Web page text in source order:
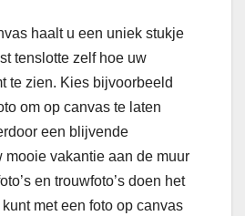
haalt u een uniek stukje
tenslotte zelf hoe uw
te zien. Kies bijvoorbeeld
om op canvas te laten
een blijvende
mooie vakantie aan de muur
en trouwfoto’s doen het
met een foto op canvas